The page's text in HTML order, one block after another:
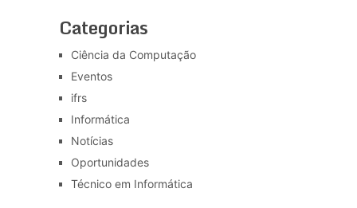
Categorias
Ciência da Computação
Eventos
ifrs
Informática
Notícias
Oportunidades
Técnico em Informática